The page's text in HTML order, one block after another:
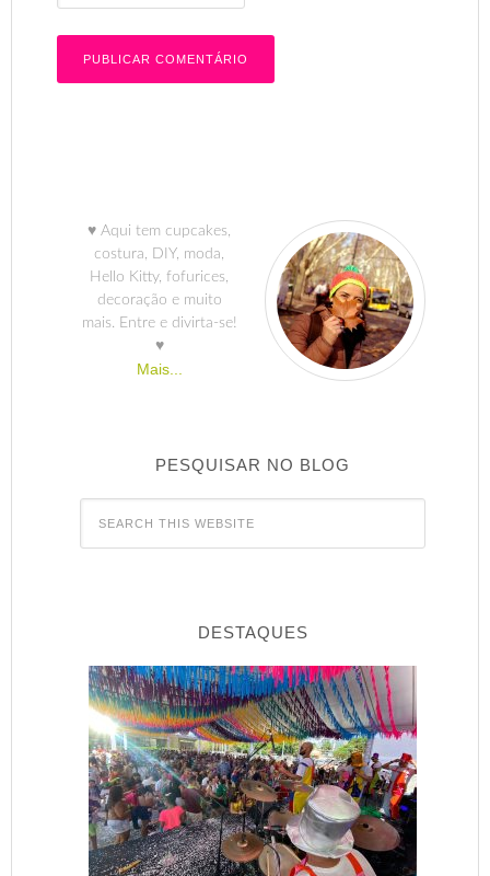
♥ Aqui tem cupcakes,
costura, DIY, moda,
Hello Kitty, fofurices,
decoração e muito
mais. Entre e divirta-se!
♥
Mais...
PESQUISAR NO BLOG
DESTAQUES